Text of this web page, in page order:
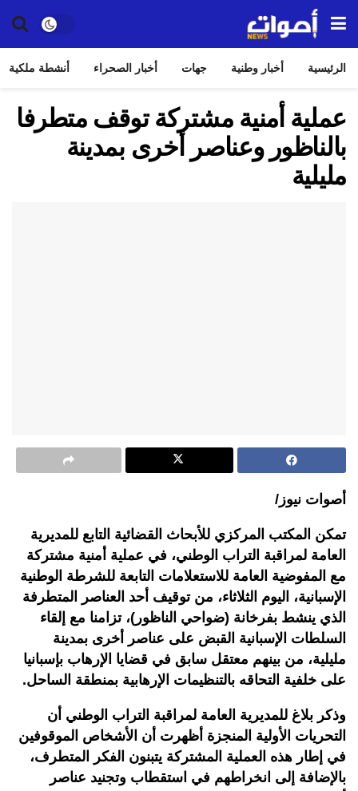
الرئيسية أخبار وطنية جهات أخبار الصحراء أنشطة ملكية
عملية أمنية مشتركة توقف متطرفا
بالناظور وعناصر أخرى بمدينة
مليلية
أصوات نيوز/
تمكن المكتب المركزي للأبحاث القضائية التابع للمديرية
العامة لمراقبة التراب الوطني، في عملية أمنية مشتركة
مع المفوضية العامة للاستعلامات التابعة للشرطة الوطنية
الإسبانية، اليوم الثلاثاء، من توقيف أحد العناصر المتطرفة
الذي ينشط بفرخانة (ضواحي الناظور)، تزامنا مع إلقاء
السلطات الإسبانية القبض على عناصر أخرى بمدينة
مليلية، من بينهم معتقل سابق في قضايا الإرهاب بإسبانيا
على خلفية التحاقه بالتنظيمات الإرهابية بمنطقة الساحل.
وذكر بلاغ للمديرية العامة لمراقبة التراب الوطني أن
التحريات الأولية المنجزة أظهرت أن الأشخاص الموقوفين
في إطار هذه العملية المشتركة يتبنون الفكر المتطرف،
بالإضافة إلى انخراطهم في استقطاب وتجنيد عناصر